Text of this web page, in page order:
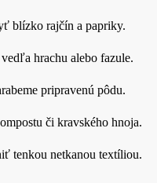
blízko rajčín a papriky.
hrachu alebo fazule.
pripravenú pôdu.
či kravského hnoja.
tenkou netkanou textíliou.